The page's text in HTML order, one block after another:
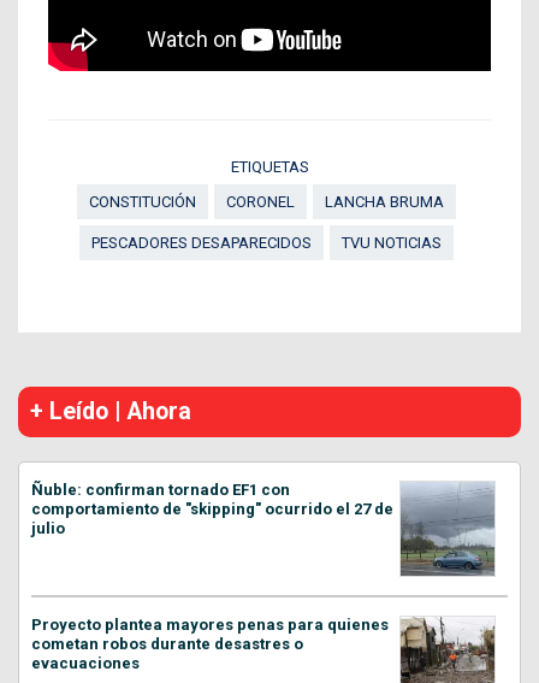
ETIQUETAS
CONSTITUCIÓN
CORONEL LANCHA BRUMA
PESCADORES DESAPARECIDOS TVU NOTICIAS
+ Leído | Ahora
Ñuble: confirman tornado EF1 con
comportamiento de "skipping" ocurrido el 27 de
julio
Proyecto plantea mayores penas para quienes
cometan robos durante desastres o
evacuaciones